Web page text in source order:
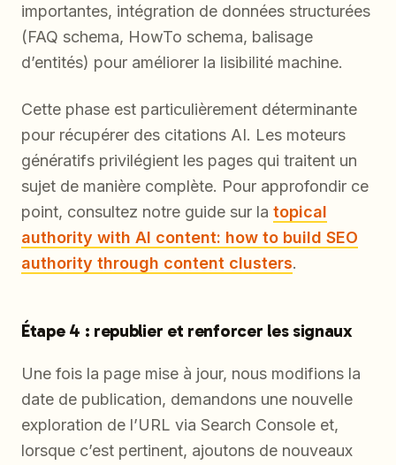
importantes, intégration de données structurées
(FAQ schema, HowTo schema, balisage
d’entités) pour améliorer la lisibilité machine.
Cette phase est particulièrement déterminante
pour récupérer des citations AI. Les moteurs
génératifs privilégient les pages qui traitent un
sujet de manière complète. Pour approfondir ce
point, consultez notre guide sur la topical
authority with AI content: how to build SEO
authority through content clusters.
Étape 4 : republier et renforcer les signaux
Une fois la page mise à jour, nous modifions la
date de publication, demandons une nouvelle
exploration de l’URL via Search Console et,
lorsque c’est pertinent, ajoutons de nouveaux